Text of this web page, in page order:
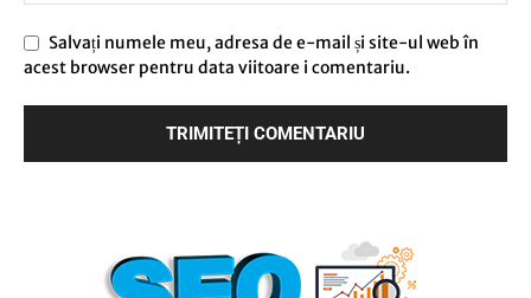
Salvați numele meu, adresa de e-mail și site-ul web în
acest browser pentru data viitoare i comentariu.